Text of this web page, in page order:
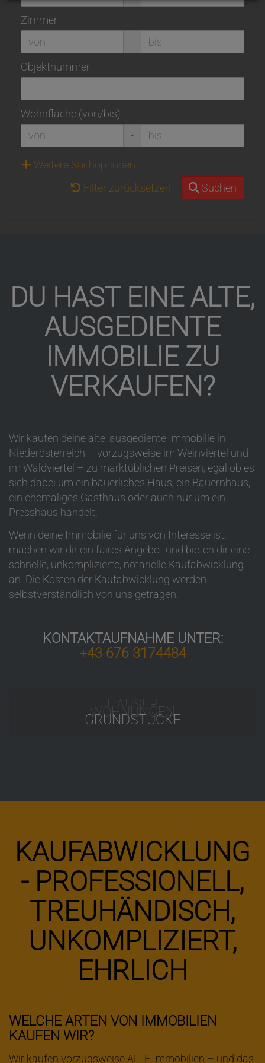
Zimmer
-
Objektnummer
Wohnfläche (von/bis)
-
Weitere Suchoptionen
Filter zurücksetzen
Suchen
DU HAST EINE ALTE,
AUSGEDIENTE
IMMOBILIE ZU
VERKAUFEN?
Wir kaufen deine alte, ausgediente Immobilie in
Niederösterreich – vorzugsweise im Weinviertel und
im Waldviertel – zu marktüblichen Preisen, egal ob es
sich dabei um ein bäuerliches Haus, ein Bauernhaus,
ein ehemaliges Gasthaus oder auch nur um ein
Presshaus handelt.
Wenn deine Immobilie für uns von Interesse ist,
machen wir dir ein faires Angebot und bieten dir eine
schnelle, unkomplizierte, notarielle Kaufabwicklung
an. Die Kosten der Kaufabwicklung werden
selbstverständlich von uns getragen.
KONTAKTAUFNAHME UNTER:
+43 676 3174484
HÄUSER
WOHNUNGEN
GRUNDSTÜCKE
KAUFABWICKLUNG
- PROFESSIONELL,
TREUHÄNDISCH,
UNKOMPLIZIERT,
EHRLICH
WELCHE ARTEN VON IMMOBILIEN
KAUFEN WIR?
Wir kaufen vorzugsweise ALTE Immobilien – und das